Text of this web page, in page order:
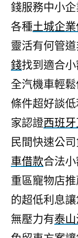
錢服務中小
各種土城企
靈活有何管
錢找到適合
全汽機車輕
條件超好談
家認證西班
民間快速公
車借款合法
重區寵物店
的超低利息
無壓力有泰